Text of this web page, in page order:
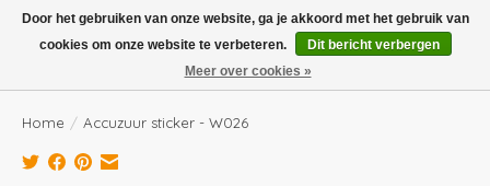
Boven de €100,- gratis verzending! Vóór 14.00 besteld, volgende dag in huis!
Verlanglijst
Home / Accuzuur sticker - W026
Door het gebruiken van onze website, ga je akkoord met het gebruik van
cookies om onze website te verbeteren.
Dit bericht verbergen
Meer over cookies »